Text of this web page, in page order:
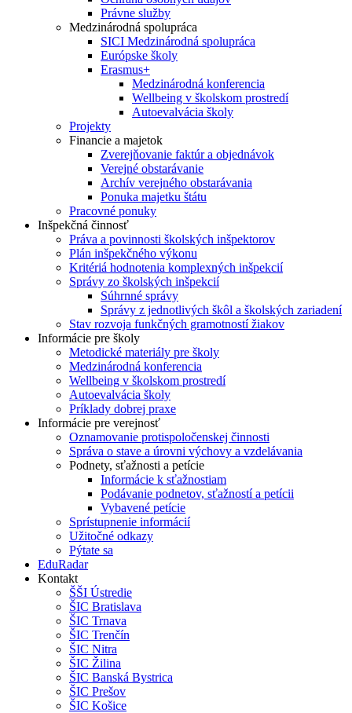
Právne služby
Medzinárodná spolupráca
SICI Medzinárodná spolupráca
Európske školy
Erasmus+
Medzinárodná konferencia
Wellbeing v školskom prostredí
Autoevalvácia školy
Projekty
Financie a majetok
Zverejňovanie faktúr a objednávok
Verejné obstarávanie
Archív verejného obstarávania
Ponuka majetku štátu
Pracovné ponuky
Inšpekčná činnosť
Práva a povinnosti školských inšpektorov
Plán inšpekčného výkonu
Kritériá hodnotenia komplexných inšpekcií
Správy zo školských inšpekcií
Súhrnné správy
Správy z jednotlivých škôl a školských zariadení
Stav rozvoja funkčných gramotností žiakov
Informácie pre školy
Metodické materiály pre školy
Medzinárodná konferencia
Wellbeing v školskom prostredí
Autoevalvácia školy
Príklady dobrej praxe
Informácie pre verejnosť
Oznamovanie protispoločenskej činnosti
Správa o stave a úrovni výchovy a vzdelávania
Podnety, sťažnosti a petície
Informácie k sťažnostiam
Podávanie podnetov, sťažností a petícii
Vybavené petície
Sprístupnenie informácií
Užitočné odkazy
Pýtate sa
EduRadar
Kontakt
ŠŠI Ústredie
ŠIC Bratislava
ŠIC Trnava
ŠIC Trenčín
ŠIC Nitra
ŠIC Žilina
ŠIC Banská Bystrica
ŠIC Prešov
ŠIC Košice